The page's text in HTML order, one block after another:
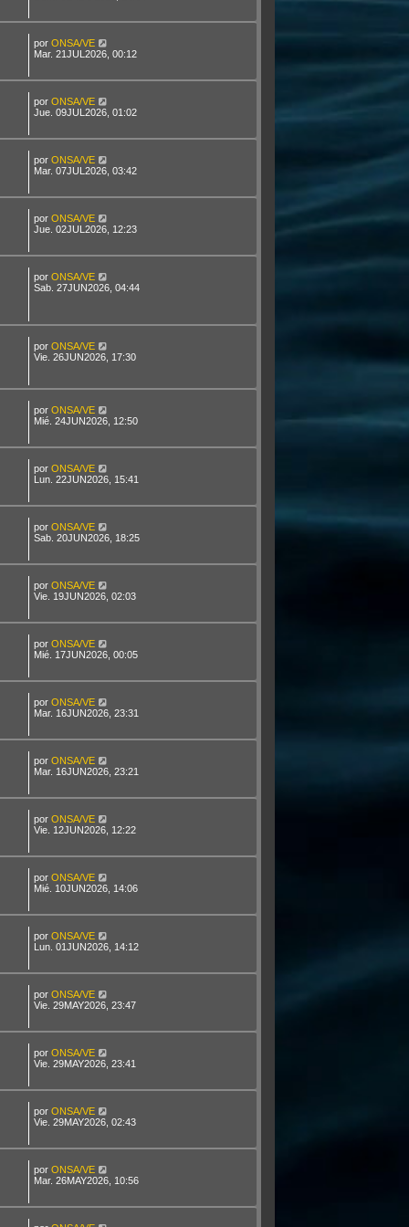
por ONSA/VE
Mar. 21JUL2026, 00:12
por ONSA/VE
Jue. 09JUL2026, 01:02
por ONSA/VE
Mar. 07JUL2026, 03:42
por ONSA/VE
Jue. 02JUL2026, 12:23
por ONSA/VE
Sab. 27JUN2026, 04:44
por ONSA/VE
Vie. 26JUN2026, 17:30
por ONSA/VE
Mié. 24JUN2026, 12:50
por ONSA/VE
Lun. 22JUN2026, 15:41
por ONSA/VE
Sab. 20JUN2026, 18:25
por ONSA/VE
Vie. 19JUN2026, 02:03
por ONSA/VE
Mié. 17JUN2026, 00:05
por ONSA/VE
Mar. 16JUN2026, 23:31
por ONSA/VE
Mar. 16JUN2026, 23:21
por ONSA/VE
Vie. 12JUN2026, 12:22
por ONSA/VE
Mié. 10JUN2026, 14:06
por ONSA/VE
Lun. 01JUN2026, 14:12
por ONSA/VE
Vie. 29MAY2026, 23:47
por ONSA/VE
Vie. 29MAY2026, 23:41
por ONSA/VE
Vie. 29MAY2026, 02:43
por ONSA/VE
Mar. 26MAY2026, 10:56